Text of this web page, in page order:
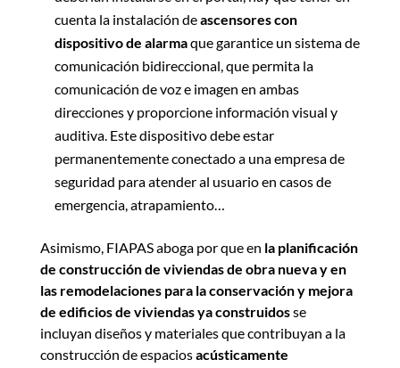
cuenta la instalación deascensores con
dispositivo de alarmaque garantice un sistema de
comunicación bidireccional, que permita la
comunicación de voz e imagen en ambas
direcciones y proporcione información visual y
auditiva. Este dispositivo debe estar
permanentemente conectado a una empresa de
seguridad para atender al usuario en casos de
emergencia, atrapamiento…
Asimismo, FIAPAS aboga por que en la planificación
de construcción de viviendas de obra nueva y en
las remodelaciones para la conservación y mejora
de edificios de viviendasya construidosse
incluyan diseños y materiales que contribuyan a la
construcción de espaciosacústicamente